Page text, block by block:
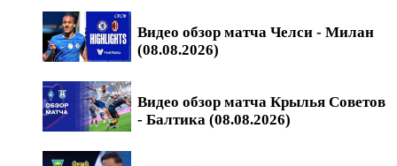
Видео обзор матча Челси - Милан
(08.08.2026)
Видео обзор матча Крылья Советов
- Балтика (08.08.2026)